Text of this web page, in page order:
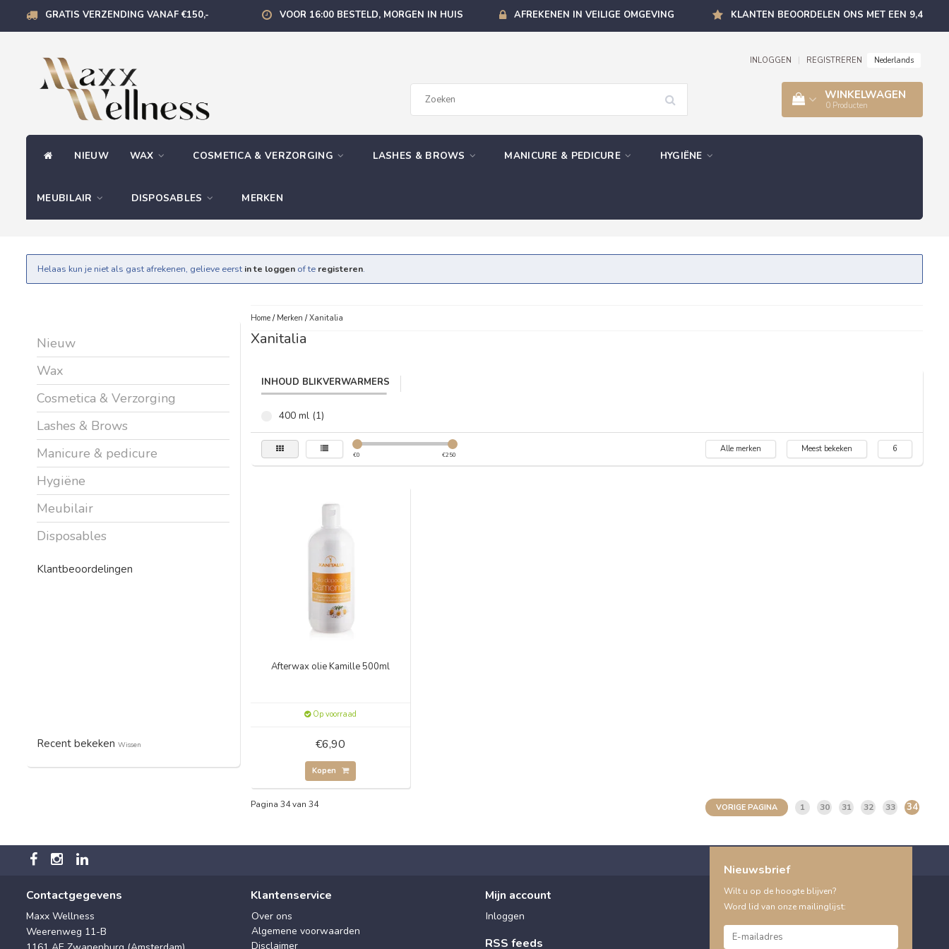
GRATIS VERZENDING VANAF €150,- VOOR 16:00 BESTELD, MORGEN IN HUIS AFREKENEN IN VEILIGE OMGEVING KLANTEN BEOORDELEN ONS MET EEN 9,4
INLOGGEN REGISTREREN Nederlands
WINKELWAGEN
0 Producten
NIEUW WAX COSMETICA & VERZORGING LASHES & BROWS MANICURE & PEDICURE HYGIËNE
MEUBILAIR DISPOSABLES MERKEN
Helaas kun je niet als gast afrekenen, gelieve eerst in te loggen of te registeren.
Nieuw
Wax
Cosmetica & Verzorging
Lashes & Brows
Manicure & pedicure
Hygiëne
Meubilair
Disposables
Klantbeoordelingen
Recent bekeken Wissen
Home/ Merken /Xanitalia
Xanitalia
INHOUD BLIKVERWARMERS
400 ml (1)
€0 €250
Alle merken Meest bekeken 6
Afterwax olie Kamille 500ml
Op voorraad
€6,90
Kopen
Pagina 34 van 34 VORIGE PAGINA 1 30 31 32 33 34
Contactgegevens
Maxx Wellness
Weerenweg 11-B
Klantenservice
Over ons
Algemene voorwaarden
Disclaimer
Mijn account
Inloggen
RSS feeds
Nieuwsbrief
Wilt u op de hoogte blijven?
Word lid van onze mailinglijst: